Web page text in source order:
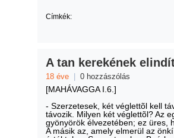
Címkék:
A tan kerekének
18 éve 0 hozzászólás
[MAHÁVAGGA I.6.]
- Szerzetesek, két véglettõl kell
távozik. Milyen két véglettõl? Az
gyönyörök élvezetében; ez üres,
A másik az, amely elmerül az